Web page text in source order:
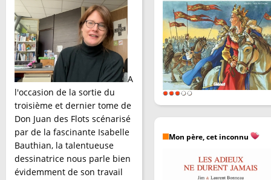
A
l'occasion de la sortie du
troisième et dernier tome de
Don Juan des Flots scénarisé
par de la fascinante Isabelle
Bauthian, la talentueuse
dessinatrice nous parle bien
évidemment de son travail
Mon père, cet inconnu